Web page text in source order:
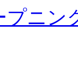
プニン